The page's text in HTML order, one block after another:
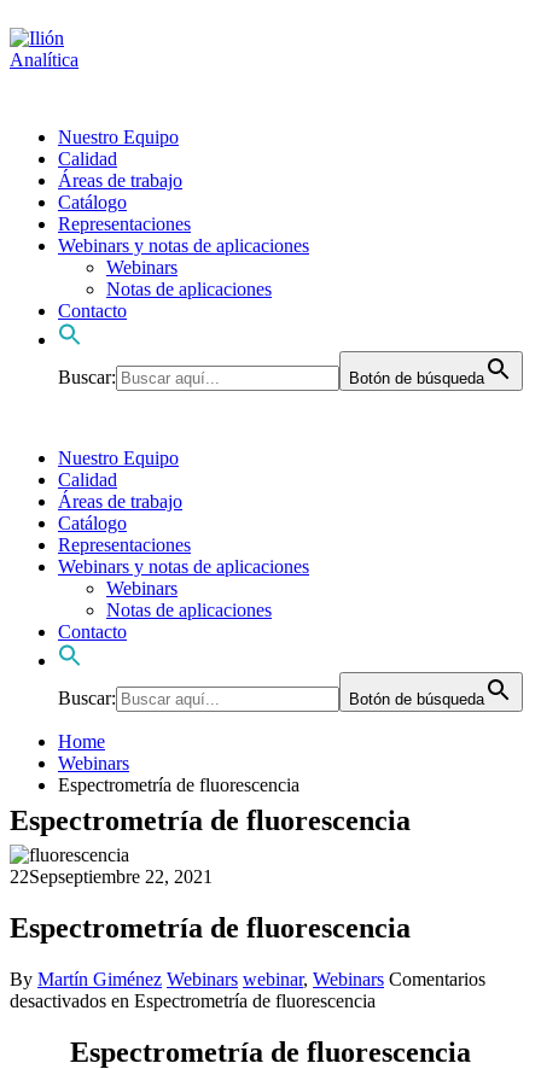
Nuestro Equipo
Calidad
Áreas de trabajo
Catálogo
Representaciones
Webinars y notas de aplicaciones
Webinars
Notas de aplicaciones
Contacto
Buscar: Botón de búsqueda
Nuestro Equipo
Calidad
Áreas de trabajo
Catálogo
Representaciones
Webinars y notas de aplicaciones
Webinars
Notas de aplicaciones
Contacto
Buscar: Botón de búsqueda
Home
Webinars
Espectrometría de fluorescencia
Espectrometría de fluorescencia
22Sepseptiembre 22, 2021
Espectrometría de fluorescencia
By Martín Giménez Webinars webinar, Webinars Comentarios
desactivados en Espectrometría de fluorescencia
Espectrometría de fluorescencia